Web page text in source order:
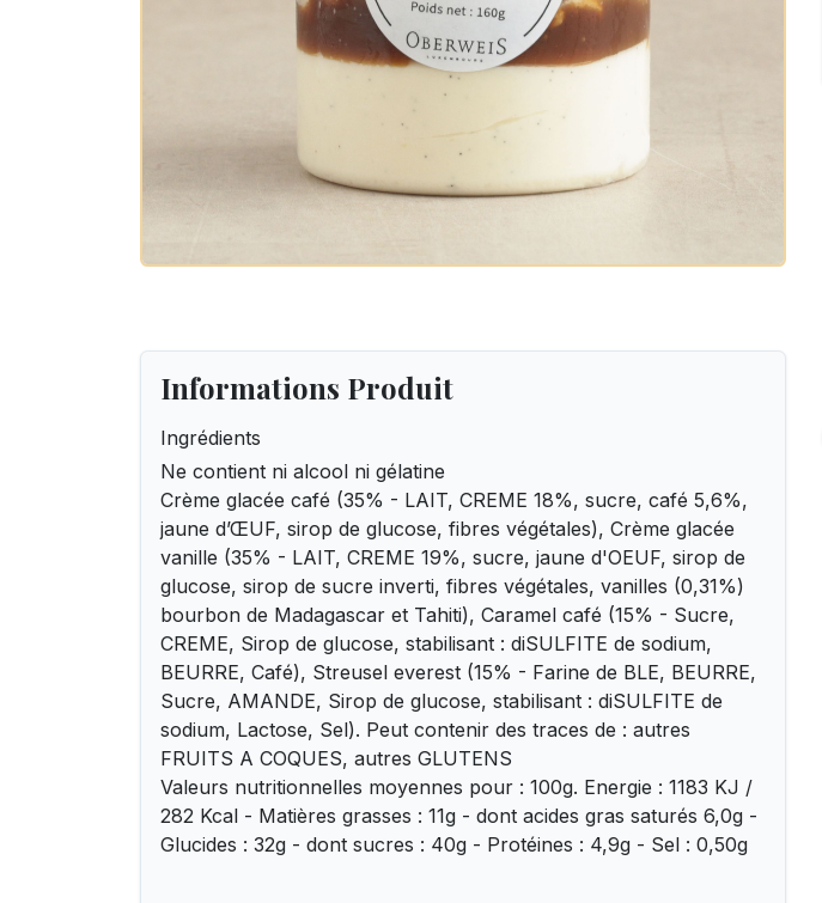
Informations Produit
Ingrédients
Ne contient ni alcool ni gélatine
Crème glacée café (35% - LAIT, CREME 18%, sucre, café 5,6%,
jaune d’ŒUF, sirop de glucose, fibres végétales), Crème glacée
vanille (35% - LAIT, CREME 19%, sucre, jaune d'OEUF, sirop de
glucose, sirop de sucre inverti, fibres végétales, vanilles (0,31%)
bourbon de Madagascar et Tahiti), Caramel café (15% - Sucre,
CREME, Sirop de glucose, stabilisant : diSULFITE de sodium,
BEURRE, Café), Streusel everest (15% - Farine de BLE, BEURRE,
Sucre, AMANDE, Sirop de glucose, stabilisant : diSULFITE de
sodium, Lactose, Sel). Peut contenir des traces de : autres
FRUITS A COQUES, autres GLUTENS
Valeurs nutritionnelles moyennes pour : 100g. Energie : 1183 KJ /
282 Kcal - Matières grasses : 11g - dont acides gras saturés 6,0g -
Glucides : 32g - dont sucres : 40g - Protéines : 4,9g - Sel : 0,50g